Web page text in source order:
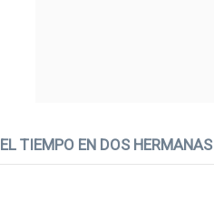
EL TIEMPO EN DOS HERMANAS